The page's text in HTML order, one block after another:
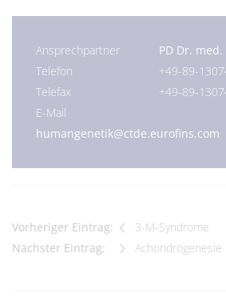
Ansprechpartner
PD Dr.
Telefon
+49-89-
Telefax
+49-89-
E-Mail
humangenetik@ctde.eurofins.com
Vorheriger Eintrag:
3-M-Syndrome
Nächster Eintrag:
Achondrogenesie